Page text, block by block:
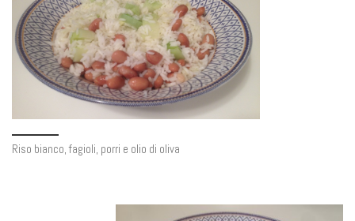
Riso bianco, fagioli, porri e olio di oliva